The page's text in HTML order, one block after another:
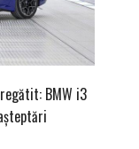
BMW i3